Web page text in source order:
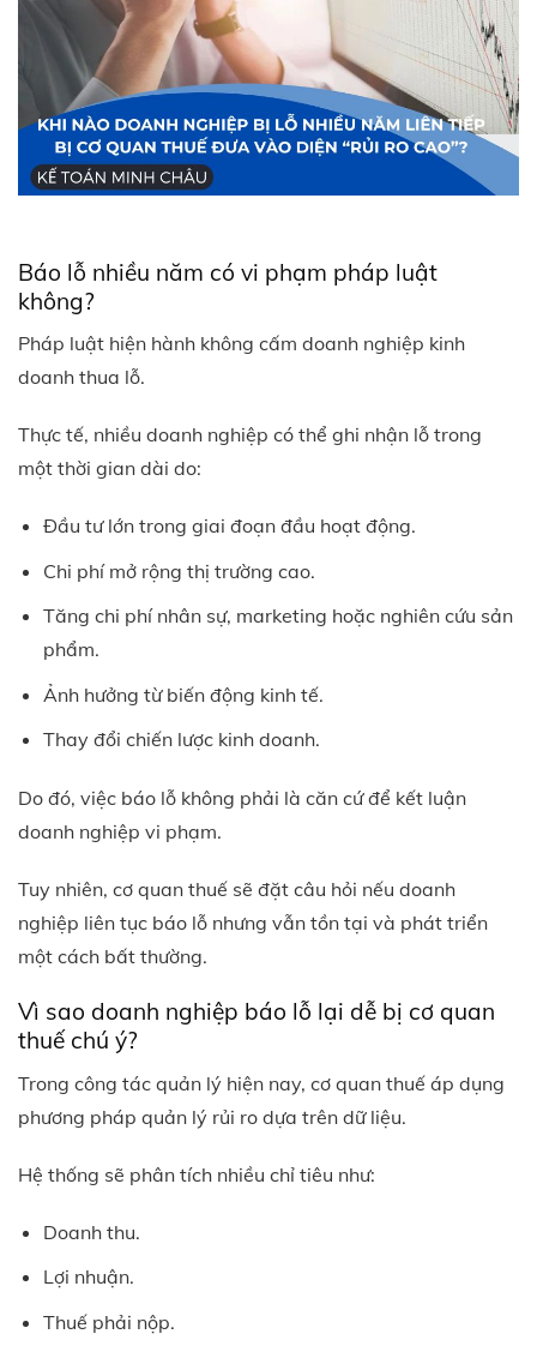
Báo lỗ nhiều năm có vi phạm pháp luật
không?
Pháp luật hiện hành không cấm doanh nghiệp kinh
doanh thua lỗ.
Thực tế, nhiều doanh nghiệp có thể ghi nhận lỗ trong
một thời gian dài do:
Đầu tư lớn trong giai đoạn đầu hoạt động.
Chi phí mở rộng thị trường cao.
Tăng chi phí nhân sự, marketing hoặc nghiên cứu sản
phẩm.
Ảnh hưởng từ biến động kinh tế.
Thay đổi chiến lược kinh doanh.
Do đó, việc báo lỗ không phải là căn cứ để kết luận
doanh nghiệp vi phạm.
Tuy nhiên, cơ quan thuế sẽ đặt câu hỏi nếu doanh
nghiệp liên tục báo lỗ nhưng vẫn tồn tại và phát triển
một cách bất thường.
Vì sao doanh nghiệp báo lỗ lại dễ bị cơ quan
thuế chú ý?
Trong công tác quản lý hiện nay, cơ quan thuế áp dụng
phương pháp quản lý rủi ro dựa trên dữ liệu.
Hệ thống sẽ phân tích nhiều chỉ tiêu như:
Doanh thu.
Lợi nhuận.
Thuế phải nộp.